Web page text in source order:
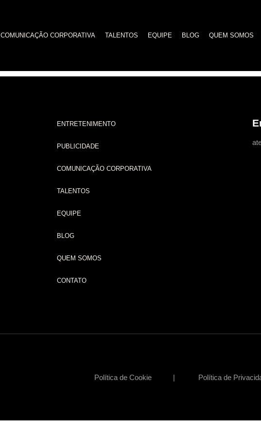
COMUNICAÇÃO CORPORATIVA TALENTOS EQUIPE BLOG QUEM SOMOS
ENTRETENIMENTO
PUBLICIDADE
COMUNICAÇÃO CORPORATIVA
TALENTOS
EQUIPE
BLOG
QUEM SOMOS
CONTATO
Política de Cookie | Política de